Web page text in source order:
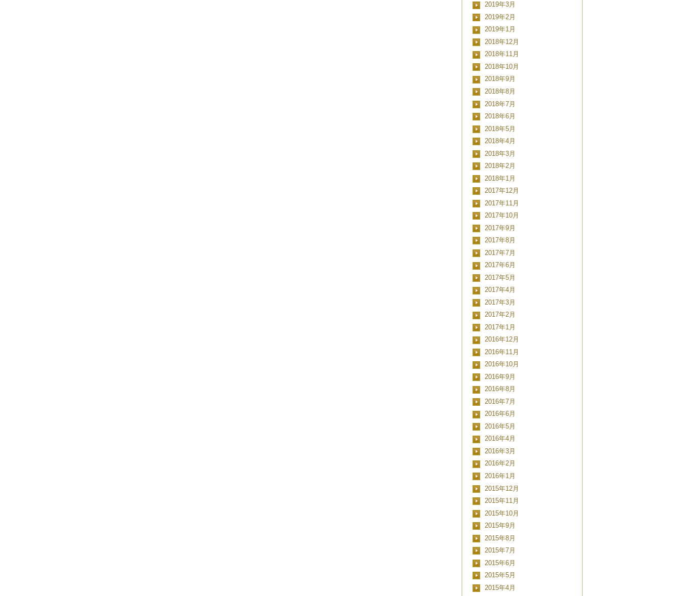
2019年3月
2019年2月
2019年1月
2018年12月
2018年11月
2018年10月
2018年9月
2018年8月
2018年7月
2018年6月
2018年5月
2018年4月
2018年3月
2018年2月
2018年1月
2017年12月
2017年11月
2017年10月
2017年9月
2017年8月
2017年7月
2017年6月
2017年5月
2017年4月
2017年3月
2017年2月
2017年1月
2016年12月
2016年11月
2016年10月
2016年9月
2016年8月
2016年7月
2016年6月
2016年5月
2016年4月
2016年3月
2016年2月
2016年1月
2015年12月
2015年11月
2015年10月
2015年9月
2015年8月
2015年7月
2015年6月
2015年5月
2015年4月